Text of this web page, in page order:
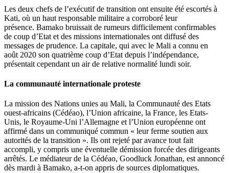
Les deux chefs de l’exécutif de transition ont ensuite été escortés à
Kati, où un haut responsable militaire a corroboré leur
présence. Bamako bruissait de rumeurs difficilement confirmables
de coup d’Etat et des missions internationales ont diffusé des
messages de prudence. La capitale, qui avec le Mali a connu en
août 2020 son quatrième coup d’Etat depuis l’indépendance,
présentait cependant un air de relative normalité lundi soir.
La communauté internationale proteste
La mission des Nations unies au Mali, la Communauté des Etats
ouest-africains (Cédéao), l’Union africaine, la France, les Etats-
Unis, le Royaume-Uni l’Allemagne et l’Union européenne ont
affirmé dans un communiqué commun « leur ferme soutien aux
autorités de la transition ». Ils ont rejeté par avance tout fait
accompli, y compris une éventuelle démission forcée des dirigeants
arrêtés. Le médiateur de la Cédéao, Goodluck Jonathan, est annoncé
dès mardi à Bamako, a-t-on appris de sources diplomatiques.